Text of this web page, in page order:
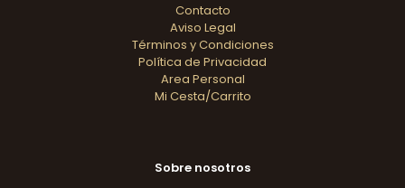
Contacto
Aviso Legal
Términos y Condiciones
Política de Privacidad
Area Personal
Mi Cesta/Carrito
Sobre nosotros